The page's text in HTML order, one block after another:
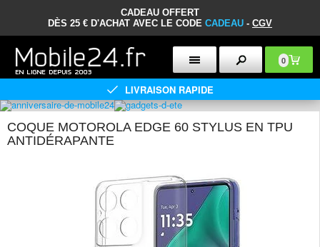
CADEAU OFFERT
DÈS 25 € D'ACHAT AVEC LE CODE CADEAU - CGV
0
LIVRAISON RAPIDE
COQUE MOTOROLA EDGE 60 STYLUS EN TPU
ANTIDÉRAPANTE